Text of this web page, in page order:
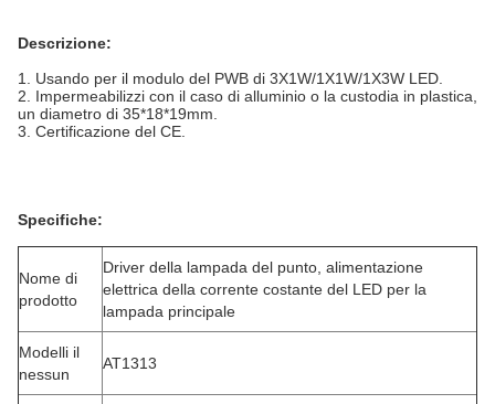
Descrizione:
1. Usando per il modulo del PWB di 3X1W/1X1W/1X3W LED.
2. Impermeabilizzi con il caso di alluminio o la custodia in plastica,
un diametro di 35*18*19mm.
3. Certificazione del CE.
Specifiche:
Nome di
prodotto
Driver della lampada del punto, alimentazione
elettrica della corrente costante del LED per la
lampada principale
Modelli il
nessun
AT1313